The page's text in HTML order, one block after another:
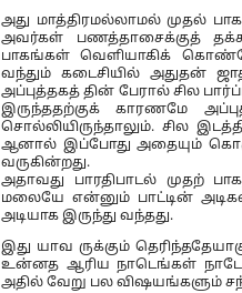
அது மாத்திரமல்லாமல் முதல்
அவர்கள் பணத்தாசைக்குத்
பாகங்கள் வெளியாகிக்
வந்தும் கடைசியில் அதுதன்
அப்புத்தகத் தின் பேரால் சில
இருந்ததற்குக் காரணமே
சொல்லியிருந்தாலும். சில
ஆனால் இப்போது அதையும்
வருகின்றது.
அதாவது பாரதிபாடல் முதற்
மலையே என்னும் பாட்டின்
அடியாக இருந்து வந்தது.
இது யாவ ருக்கும்
உன்னத ஆரிய நாடெங்கள் நாடே
அதில் வேறு பல விஷயங்களும்